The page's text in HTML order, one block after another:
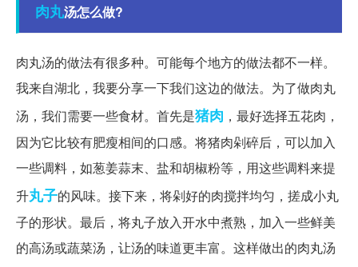
肉丸汤怎么做?
肉丸汤的做法有很多种。可能每个地方的做法都不一样。
我来自湖北，我要分享一下我们这边的做法。为了做肉丸
汤，我们需要一些食材。首先是猪肉 ，最好选择五花肉，
因为它比较有肥瘦相间的口感。将猪肉剁碎后，可以加入
一些调料，如葱姜蒜末、盐和胡椒粉等，用这些调料来提
升丸子的风味。接下来，将剁好的肉搅拌均匀，搓成小丸
子的形状。最后，将丸子放入开水中煮熟，加入一些鲜美
的高汤或蔬菜汤，让汤的味道更丰富。这样做出的肉丸汤